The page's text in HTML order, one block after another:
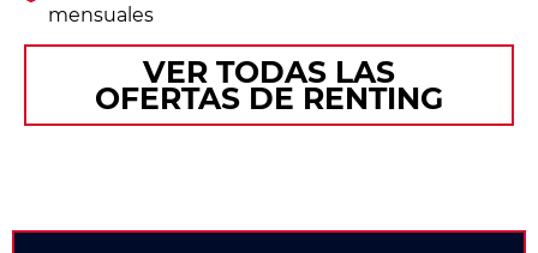
mensuales
VER TODAS LAS
OFERTAS DE RENTING